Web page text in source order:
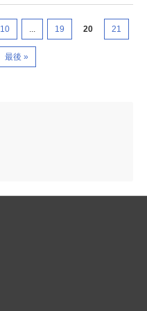
10 ... 19 20 21
最後 »